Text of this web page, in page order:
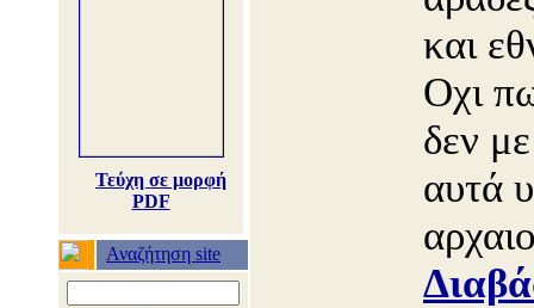
Τεύχη σε μορφή
PDF
Αναζήτηση site
και
Οχι
δεν
αυτά